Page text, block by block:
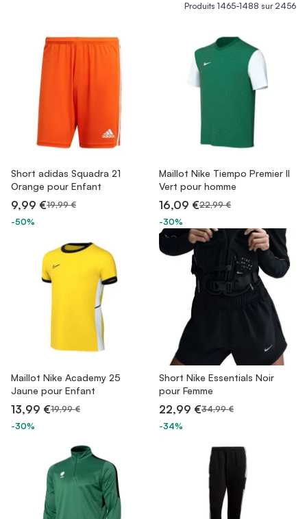
Produits 1465-1488 sur2456
Short adidas Squadra 21
Orange pour Enfant
9,99 €19,99 €
-50%
Maillot Nike Tiempo Premier II
Vert pour homme
16,09 €22,99 €
-30%
Maillot Nike Academy 25
Jaune pour Enfant
13,99 €19,99 €
-30%
Short Nike Essentials Noir
pour Femme
22,99 €34,99 €
-34%